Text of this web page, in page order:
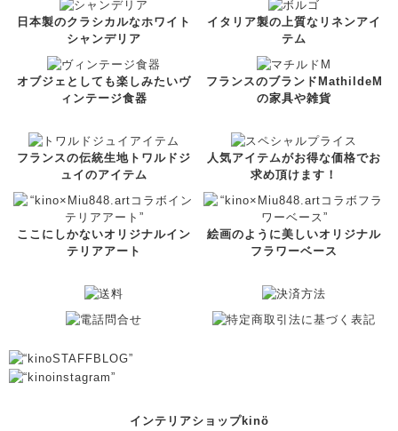
日本製のクラシカルなホワイト
シャンデリア
イタリア製の上質なリネンアイ
テム
オブジェとしても楽しみたいヴ
ィンテージ食器
フランスのブランドMathildeM
の家具や雑貨
フランスの伝統生地トワルドジ
ュイのアイテム
人気アイテムがお得な価格でお
求め頂けます！
ここにしかないオリジナルイン
テリアアート
絵画のように美しいオリジナル
フラワーベース
インテリアショップkinö